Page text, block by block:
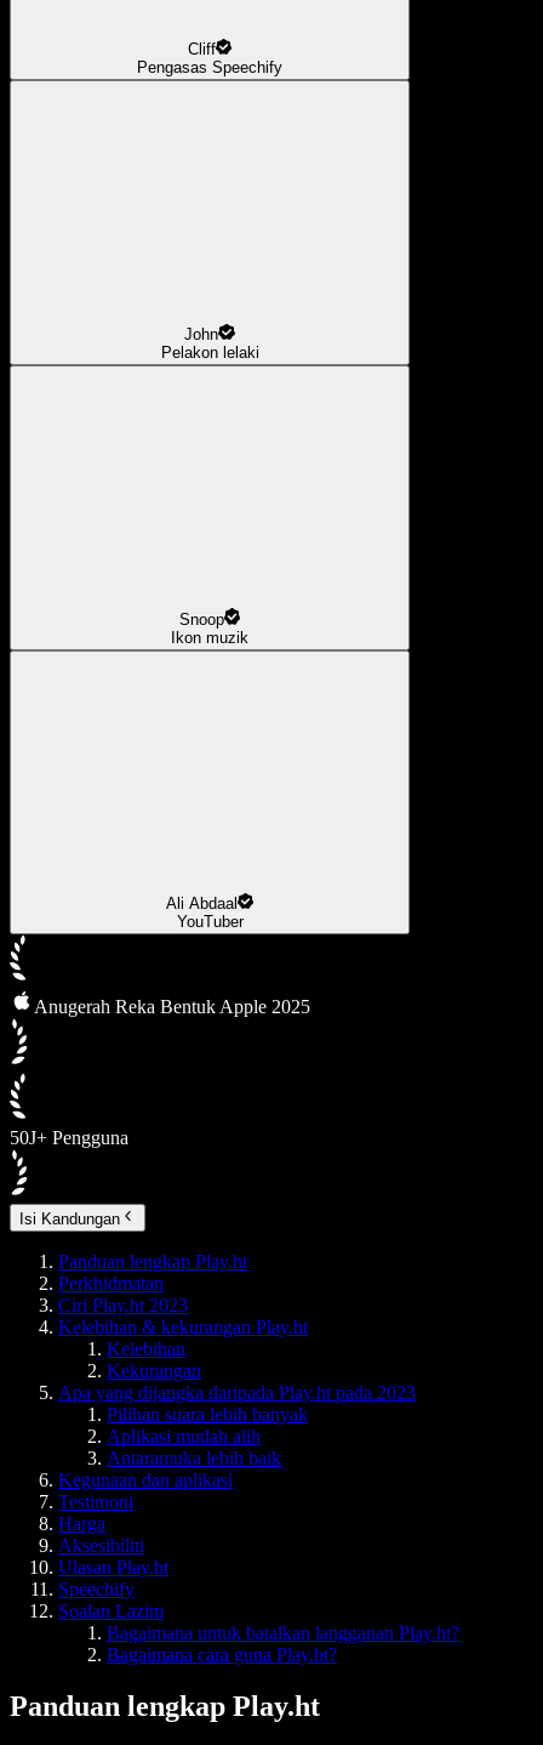
Cliff
Pengasas Speechify
John
Pelakon lelaki
Snoop
Ikon muzik
Ali Abdaal
YouTuber
Anugerah Reka Bentuk Apple 2025
50J+ Pengguna
Isi Kandungan
Panduan lengkap Play.ht
Perkhidmatan
Ciri Play.ht 2023
Kelebihan & kekurangan Play.ht
Kelebihan
Kekurangan
Apa yang dijangka daripada Play.ht pada 2023
Pilihan suara lebih banyak
Aplikasi mudah alih
Antaramuka lebih baik
Kegunaan dan aplikasi
Testimoni
Harga
Aksesibiliti
Ulasan Play.ht
Speechify
Soalan Lazim
Bagaimana untuk batalkan langganan Play.ht?
Bagaimana cara guna Play.ht?
Panduan lengkap Play.ht